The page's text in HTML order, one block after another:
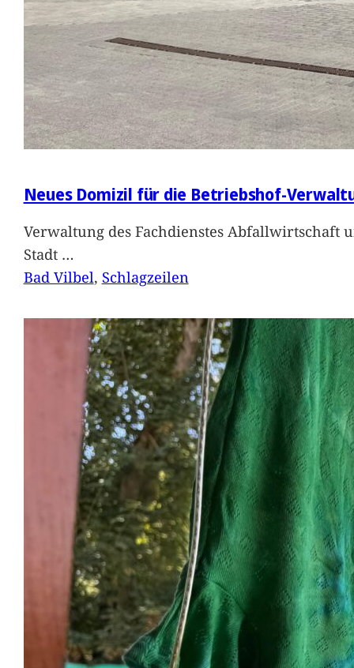
Neues Domizil für die Betriebshof-
Verwaltung des Fachdienstes Abfallwirtschaft
Stadt …
Bad Vilbel, Schlagzeilen